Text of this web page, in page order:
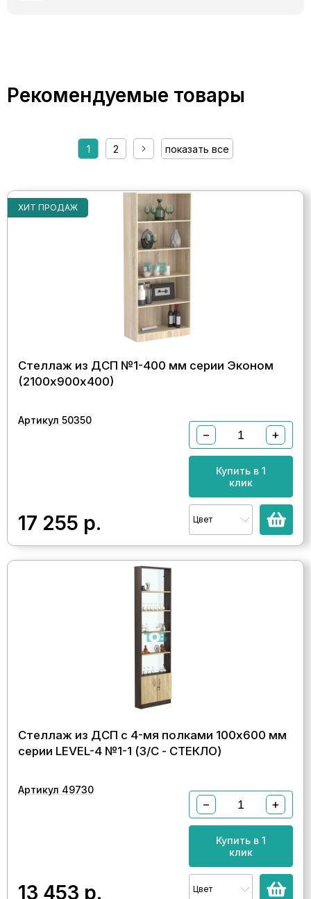
Рекомендуемые товары
1 2 показать все
ХИТ ПРОДАЖ
Стеллаж из ДСП №1-400 мм серии Эконом
(2100х900х400)
Артикул 50350
17 255 р.
− +
Купить в 1
клик
Цвет
Стеллаж из ДСП с 4-мя полками 100x600 мм
серии LEVEL-4 №1-1 (З/C - СТЕКЛО)
Артикул 49730
13 453 р.
− +
Купить в 1
клик
Цвет